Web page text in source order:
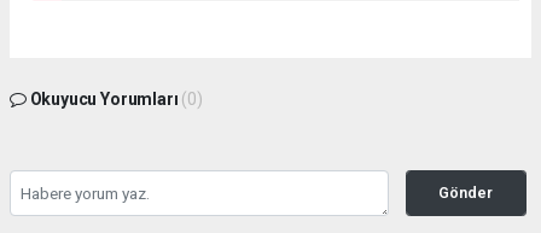
Okuyucu Yorumları (0)
Gönder